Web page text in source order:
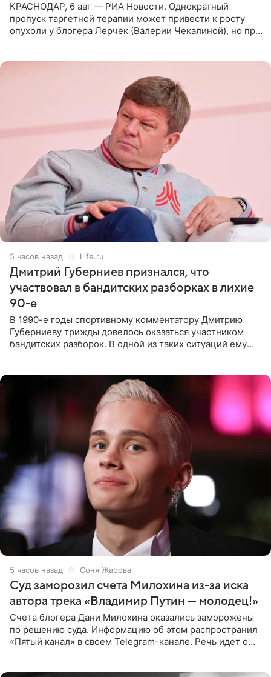
КРАСНОДАР, 6 авг — РИА Новости. Однократный
пропуск таргетной терапии может привести к росту
опухоли у блогера Лерчек (Валерии Чекалиной), но при
5 часов назад Life.ru
Дмитрий Губерниев признался, что
участвовал в бандитских разборках в лихие
90-е
В 1990-е годы спортивному комментатору Дмитрию
Губерниеву трижды довелось оказаться участником
бандитских разборок. В одной из таких ситуаций ему
5 часов назад Соня Жарова
Суд заморозил счета Милохина из-за иска
автора трека «Владимир Путин — молодец!»
Счета блогера Дани Милохина оказались заморожены
по решению суда. Информацию об этом распространил
«Пятый канал» в своем Telegram-канале. Речь идет о